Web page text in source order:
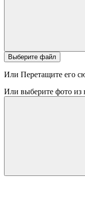
Выберите файл
Или Перетащите его
Или выберите фото из